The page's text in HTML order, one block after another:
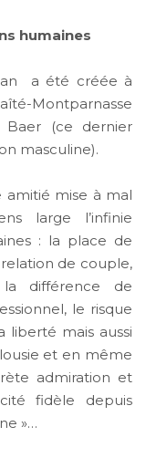
humaines
a été créée à
Montparnasse
Baer (ce dernier
masculine).
amitié mise à mal
large l’infinie
: la place de
de couple,
la différence de
le risque
liberté mais aussi
et en même
admiration et
fidèle depuis
»…